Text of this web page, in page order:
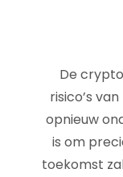
De
risico’s
opnieuw
is om
toekomst